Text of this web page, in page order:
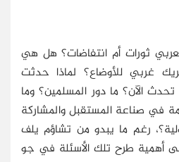
ثورات أم انتفاضات؟ هل هي
غربي للأوضاع؟ لماذا حدثت
تحدث الآن؟ ما دور المسلمين؟ وما
في صناعة المستقبل والمشاركة
رغم ما يبدو من تشاؤم يلف
أهمية طرح تلك الأسئلة في جو